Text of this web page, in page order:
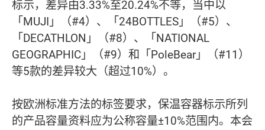
标示，差异由3.33%至20.24%不等，当中以
「MUJI」（#4）、「24BOTTLES」（#5）、
「DECATHLON」（#8）、「NATIONAL
GEOGRAPHIC」（#9）和「PoleBear」（#11）
等5款的差异较大（超过10%）。
按欧洲标准方法的标签要求，保温容器标示所列
的产品容量资料应为公称容量±10%范围内。本会